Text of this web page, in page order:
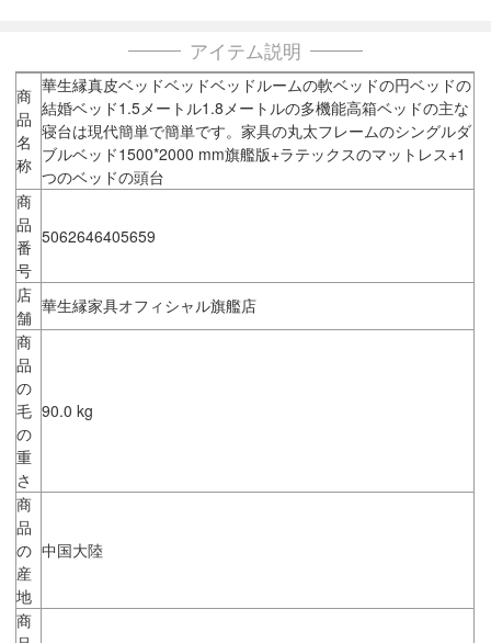
アイテム説明
商
品
名
称
華生縁真皮ベッドベッドベッドルームの軟ベッドの円ベッドの
結婚ベッド1.5メートル1.8メートルの多機能高箱ベッドの主な
寝台は現代簡単で簡単です。家具の丸太フレームのシングルダ
ブルベッド1500*2000 mm旗艦版+ラテックスのマットレス+1
つのベッドの頭台
商
品
番
号
5062646405659
店
舗
華生縁家具オフィシャル旗艦店
商
品
の
毛
の
重
さ
90.0 kg
商
品
の
産
地
中国大陸
商